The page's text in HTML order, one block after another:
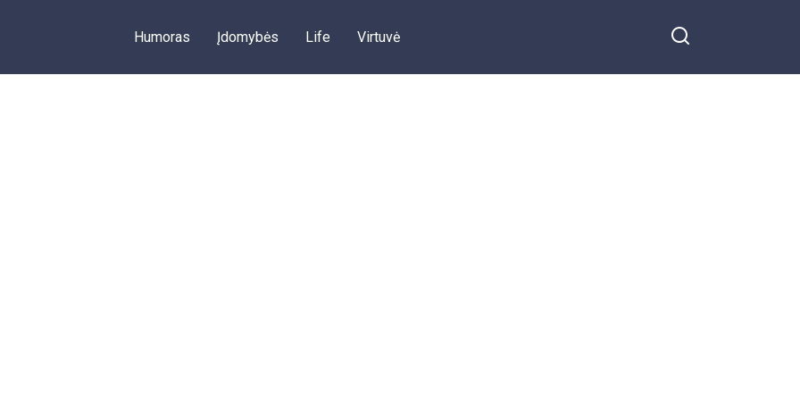
Humoras Įdomybės Life Virtuvė